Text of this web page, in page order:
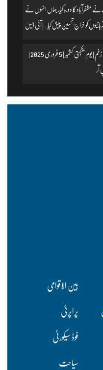
مظفرآباد کا دورہ کیا، جہاں انہوں نے
کو خراجِ تحسین پیش کیا۔ | آئی ایس
کشمیر ایک زخم | یومِ یکجہتی کشمیر | 5 فروری 2025 |
بین الاقوامی
پراپرٹی
فوڈ سیکورٹی
سیاحت